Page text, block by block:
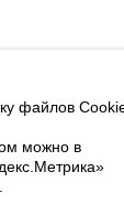
веб-
файлов
можно в